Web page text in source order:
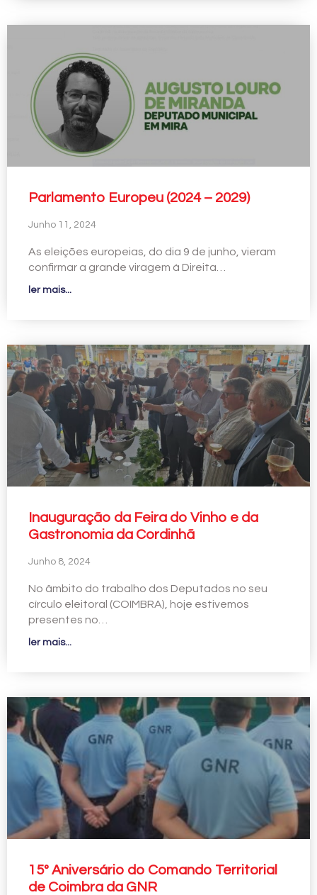
Parlamento Europeu (2024 – 2029)
Junho 11, 2024
As eleições europeias, do dia 9 de junho, vieram
confirmar a grande viragem à Direita…
ler mais...
Inauguração da Feira do Vinho e da
Gastronomia da Cordinhã
Junho 8, 2024
No âmbito do trabalho dos Deputados no seu
círculo eleitoral (COIMBRA), hoje estivemos
presentes no…
ler mais...
15º Aniversário do Comando Territorial
de Coimbra da GNR